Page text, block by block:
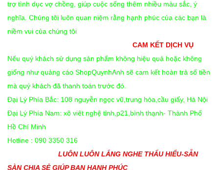
trợ tình dục vợ chồng, giúp cuộc sống thêm nhiều màu sắc, ý
nghĩa. Chúng tôi luôn quan niệm rằng hạnh phúc của các bạn là
niềm vui của chúng tôi
CAM KẾT DỊCH VỤ
Nếu quý khách sử dụng sản phẩm không hiệu quả hoặc không
giống như quảng cáo ShopQuynhAnh sẽ cam kết hoàn trả số tiền
mà quý khách đã thanh toán trước đó.
Đại Lý Phía Bắc: 108 nguyễn ngọc vũ,trung hòa,cầu giấy, Hà Nội
Đại Lý Phía Nam: xô viêt nghệ tỉnh,p21,bình thạnh- Thành Phố
Hồ Chí Minh
Hotline : 090 3350 316
LUÔN LUÔN LẮNG NGHE THẤU HIỂU-SẴN
SÀN CHIA SẺ GIÚP BẠN HẠNH PHÚC